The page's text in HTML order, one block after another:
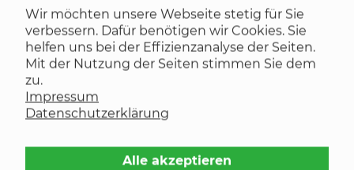
Wir möchten unsere Webseite stetig für Sie
verbessern. Dafür benötigen wir Cookies. Sie
helfen uns bei der Effizienzanalyse der Seiten.
Mit der Nutzung der Seiten stimmen Sie dem
zu.
Impressum
Datenschutzerklärung
Alle akzeptieren
unterschiedlichste Entwicklungsprozesse einbinden.
Stereolithografie
Stereolithografie(abgekürzt STL oder SLA) ist ein
Rapid-Manufacturings, in dem ein Werkstück durch frei